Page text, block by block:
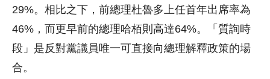
29%。相比之下，前總理杜魯多上任首年出席率為
46%，而更早前的總理哈栢則高達64%。「質詢時
段」是反對黨議員唯一可直接向總理解釋政策的場
合。